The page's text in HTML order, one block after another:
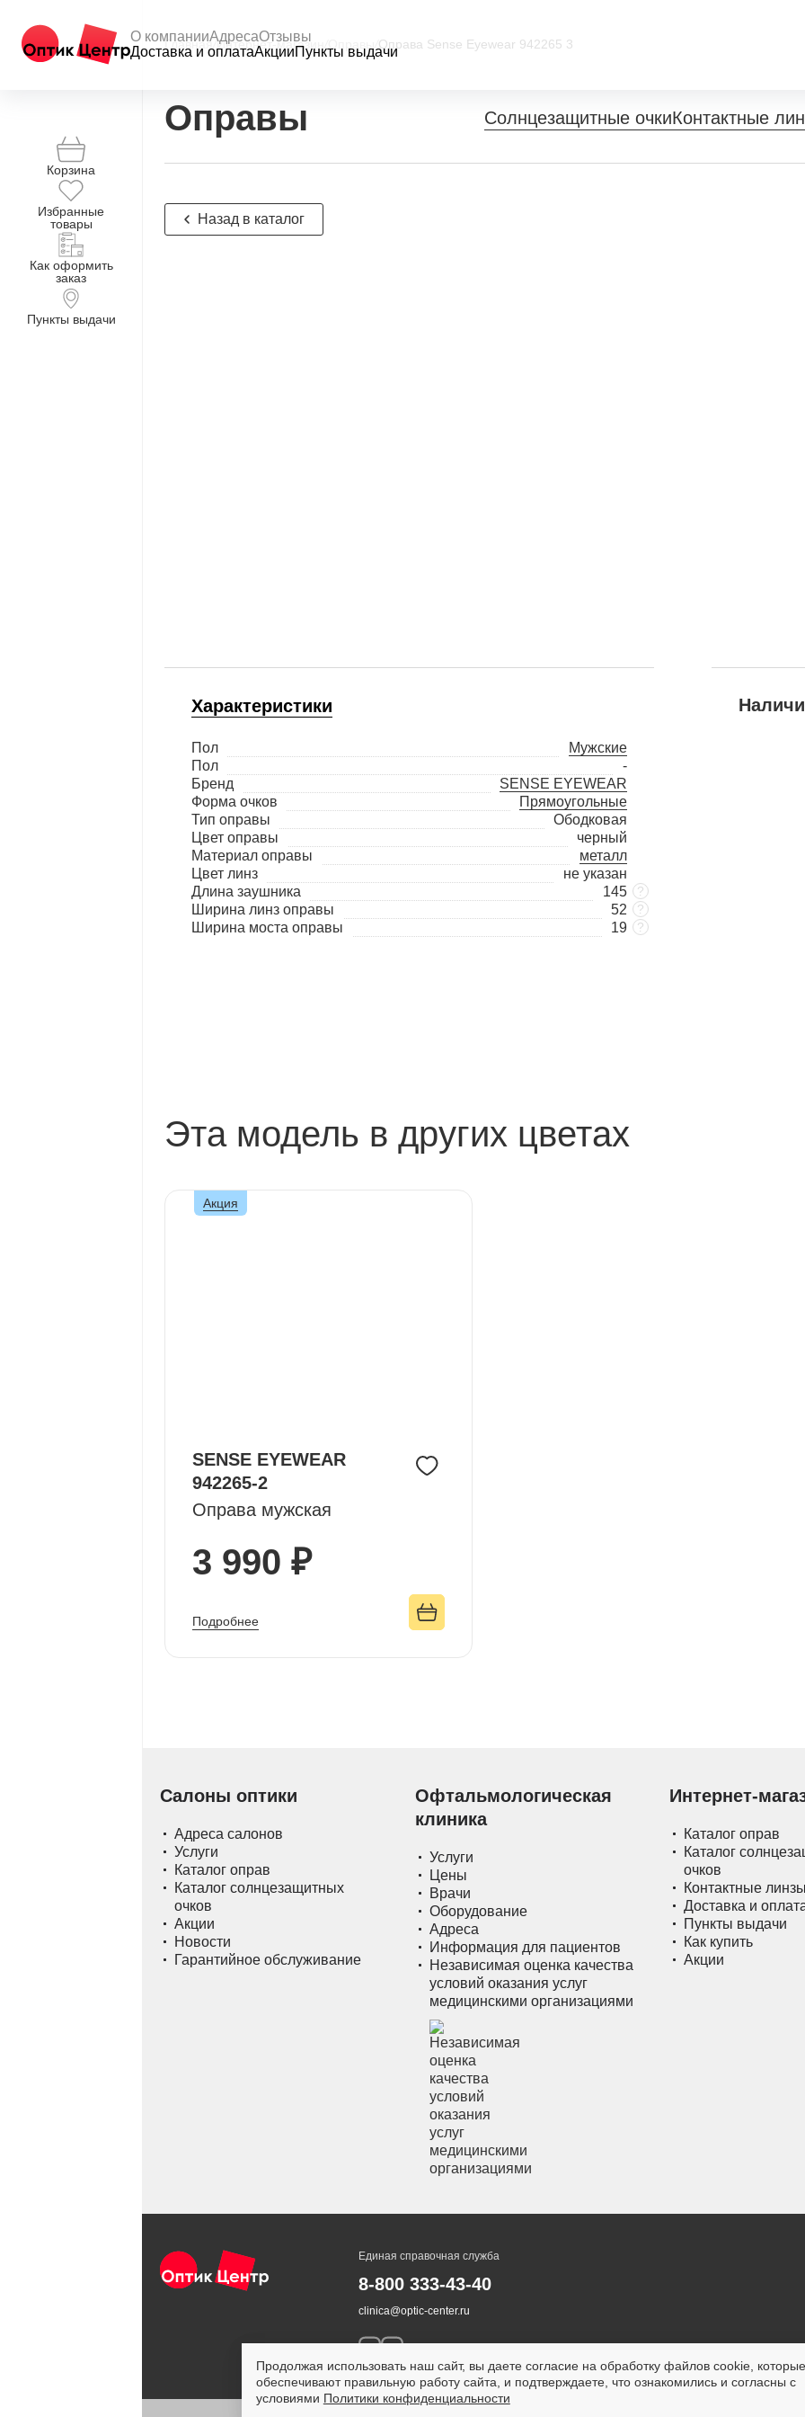
О компанииАдресаОтзывы
Доставка и оплатаАкцииПункты выдачи
Корзина
Избранные
товары
Как оформить
заказ
Пункты выдачи
Главная Интернет-магазин Оправа Sense Eyewear 942265 3
Оправы Солнцезащитные очкиКонтактные
Назад в каталог
Характеристики
Пол
Мужские
Пол
-
Бренд
SENSE EYEWEAR
Форма очков
Прямоугольные
Тип оправы
Ободковая
Цвет оправы
черный
Материал оправы
металл
Цвет линз
не указан
Длина заушника
145 ?
Ширина линз оправы 52 ?
Ширина моста оправы 19 ?
Эта модель в других цветах
SENSE EYEWEAR
942265-2
Оправа мужская
3 990 ₽
Подробнее
Акция
Салоны оптики
Адреса салонов
Услуги
Каталог оправ
Каталог солнцезащитных
очков
Акции
Новости
Гарантийное обслуживание
Офтальмологическая
клиника
Услуги
Цены
Врачи
Оборудование
Адреса
Информация для пациентов
Независимая оценка качества
условий оказания услуг
медицинскими организациями
Интернет-
Каталог оправ
Каталог
очков
Контактные линзы
Доставка и
Пункты выдачи
Как купить
Акции
Единая справочная служба
8-800 333-43-40
clinica@optic-center.ru
Продолжая использовать наш сайт, вы даете согласие на обработку файлов cookie, которые
обеспечивают правильную работу сайта, и подтверждаете, что ознакомились и согласны с
условиями Политики конфиденциальности